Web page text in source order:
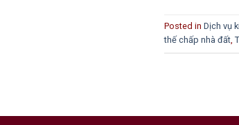
Posted in Dịch vụ
thế chấp nhà đất,